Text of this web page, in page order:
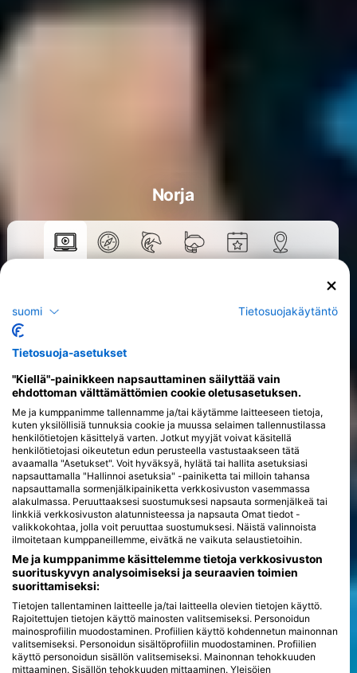
Norja
suomi Tietosuojakäytäntö
Tietosuoja-asetukset
"Kiellä"-painikkeen napsauttaminen säilyttää vain
ehdottoman välttämättömien cookie oletusasetuksen.
Me ja kumppanimme tallennamme ja/tai käytämme laitteeseen tietoja,
kuten yksilöllisiä tunnuksia cookie ja muussa selaimen tallennustilassa
henkilötietojen käsittelyä varten. Jotkut myyjät voivat käsitellä
henkilötietojasi oikeutetun edun perusteella vastustaakseen tätä
avaamalla "Asetukset". Voit hyväksyä, hylätä tai hallita asetuksiasi
napsauttamalla "Hallinnoi asetuksia" -painiketta tai milloin tahansa
napsauttamalla sormenjälkipainiketta verkkosivuston vasemmassa
alakulmassa. Peruuttaaksesi suostumuksesi napsauta sormenjälkeä tai
linkkiä verkkosivuston alatunnisteessa ja napsauta Omat tiedot -
valikkokohtaa, jolla voit peruuttaa suostumuksesi. Näistä valinnoista
ilmoitetaan kumppaneillemme, eivätkä ne vaikuta selaustietoihin.
Me ja kumppanimme käsittelemme tietoja verkkosivuston
suorituskyvyn analysoimiseksi ja seuraavien toimien
suorittamiseksi:
Tietojen tallentaminen laitteelle ja/tai laitteella olevien tietojen käyttö.
Rajoitettujen tietojen käyttö mainosten valitsemiseksi. Personoidun
mainosprofiilin muodostaminen. Profiilien käyttö kohdennetun mainonnan
valitsemiseksi. Personoidun sisältöprofiilin muodostaminen. Profiilien
käyttö personoidun sisällön valitsemiseksi. Mainonnan tehokkuuden
mittaaminen. Sisällön tehokkuuden mittaaminen. Yleisöjen